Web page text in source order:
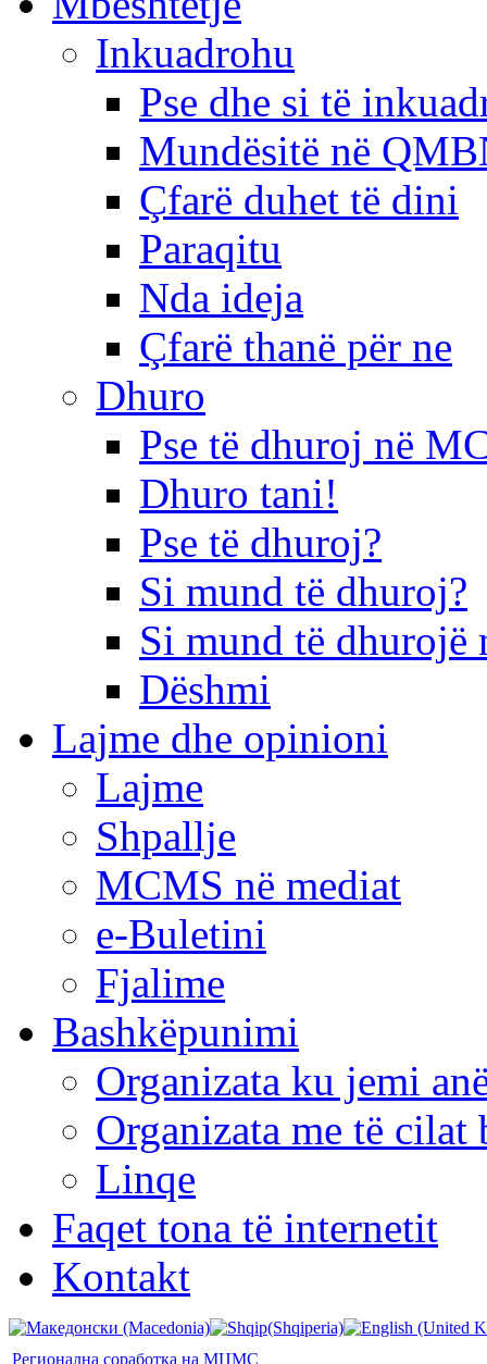
Inkuadrohu
Pse dhe si të
Mundësitë në
Çfarë duhet të dini
Paraqitu
Nda ideja
Çfarë thanë për ne
Dhuro
Pse të dhuroj në
Dhuro tani!
Pse të dhuroj?
Si mund të dhuroj?
Si mund të dhurojë
Dëshmi
Lajme dhe opinioni
Lajme
Shpallje
MCMS në mediat
e-Buletini
Fjalime
Bashkëpunimi
Organizata ku jemi
Organizata me të cilat
Linqe
Faqet tona të internetit
Kontakt
Регионална соработка на МЦМС